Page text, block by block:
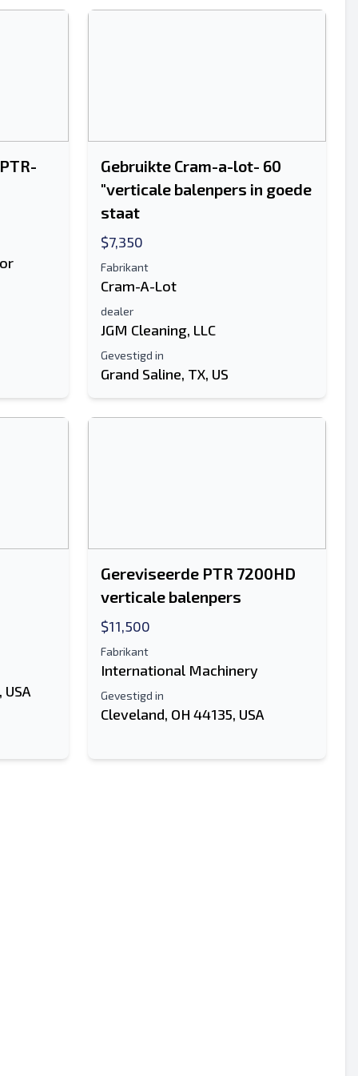
Sturen
Gebruikte Cram-a-lot- 60
"verticale balenpers in goede
staat
$7,350
Fabrikant
Cram-A-Lot
dealer
JGM Cleaning, LLC
Gevestigd in
Grand Saline, TX, US
Gereviseerde PTR 7200HD
verticale balenpers
$11,500
Fabrikant
International Machinery
Gevestigd in
Cleveland, OH 44135, USA